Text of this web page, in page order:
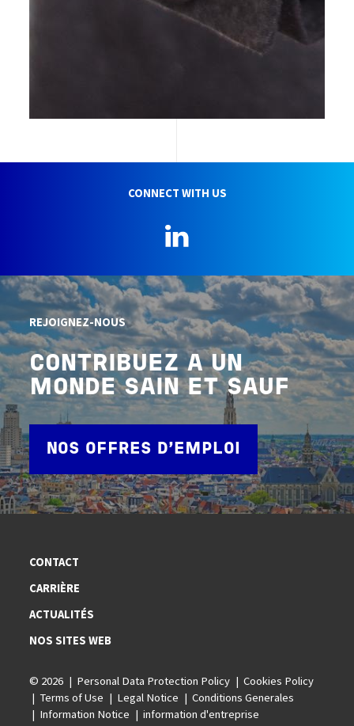
CONNECT WITH US
REJOIGNEZ-NOUS
CONTRIBUEZ A UN
MONDE SAIN ET SAUF
NOS OFFRES D'EMPLOI
CONTACT
CARRIÈRE
ACTUALITÉS
NOS SITES WEB
© 2026 Personal Data Protection Policy
Cookies Policy
Terms of Use
Legal Notice
Conditions Generales
Information Notice
information d'entreprise